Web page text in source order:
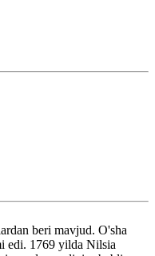
beri mavjud. O'sha
edi. 1769 yilda Nilsia